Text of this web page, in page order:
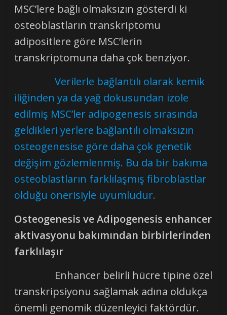
MSC’lere bağlı olmaksızın gösterdi ki
osteoblastların transkriptomu
adipositlere göre MSC’lerin
transkriptomuna daha çok benziyor.
Verilerle bağlantılı olarak kemik
iliğinden ya da yağ dokusundan izole
edilmiş MSC’ler adipogenesis sırasında
geldikleri yerlere bağlantılı olmaksızın
osteogenesise göre daha çok genetik
değişim gözlemlenmiş. Bu da bir bakıma
osteoblastların farklılaşmış fibroblastlar
olduğu önerisiyle uyumludur.
Osteogenesis ve Adipogenesis enhancer
aktivasyonu bakımından birbirlerinden
farklılaşır
Enhancer belirli hücre tipine özel
transkripsiyonu sağlamak adına oldukça
önemli genomik düzenleyici faktördür.